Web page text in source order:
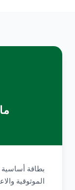
بطاقة أساسية
الموثوقية